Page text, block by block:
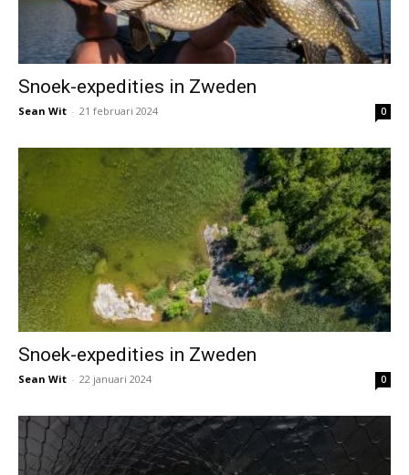
Snoek-expedities in Zweden
Sean Wit - 21 februari 2024 0
Snoek-expedities in Zweden
Sean Wit - 22 januari 2024 0